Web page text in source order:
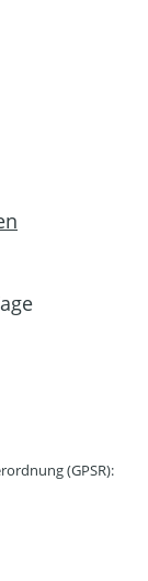
(GPSR):